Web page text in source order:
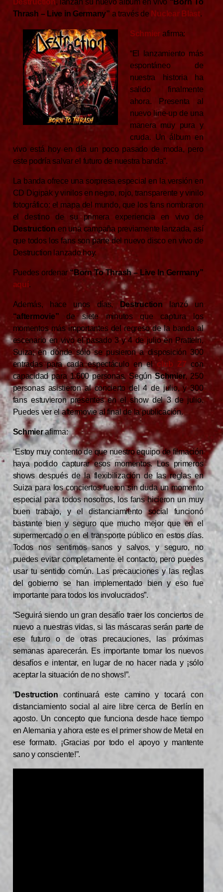
Destruction, lanzan su nuevo álbum en vivo “Born To
Thrash – Live in Germany” a través de Nuclear Blast.
Schmier afirma:
“El lanzamiento más
espontáneo de
nuestra historia ha
salido finalmente
ahora. Presenta al
nuevo line-up de una
manera muy pura y
cruda. Un álbum en
vivo está hoy en día un poco pasado de moda, pero
este podría salvar el futuro de nuestra banda”.
La banda ofrece una sorpresa especial en la versión en
CD Digipak y vinilos en negro, rojo, transparente y vinilo
fotográfico: el mapa del mundo, que los fans nombraron
el destino de su primera experiencia en vivo de
Destruction en una campaña previamente lanzada, así
que todos los fans son parte del nuevo disco en vivo de
Destruction lanzado hoy.
Puedes ordenar“Born To Thrash – Live In Germany”
aquí.
Además, hace unos días, Destruction lanzó un
“aftermovie” de siete minutos que captura los
momentos más importantes del regreso de la banda al
escenario en vivo el pasado 3 y 4 de julio en Pratteln,
Suiza; en dónde sólo se pusieron a disposición 300
entradas para cada espectáculo en elclub Z7con
capacidad para 1.600 personas. SegúnSchmier, 250
personas asistieron al concierto del 4 de julio, y 300
fans estuvieron presentes en el show del 3 de julio.
Puedes ver el aftermovie al final de la publicación.
Schmierafirma:
“Estoy muy contento de que nuestro equipo de filmación
haya podido capturar esos momentos. Los primeros
shows después de la flexibilización de las reglas en
Suiza para los conciertos fueron sin duda un momento
especial para todos nosotros, los fans hicieron un muy
buen trabajo, y el distanciamiento social funcionó
bastante bien y seguro que mucho mejor que en el
supermercado o en el transporte público en estos días.
Todos nos sentimos sanos y salvos, y seguro, no
puedes evitar completamente el contacto, pero puedes
usar tu sentido común. Las precauciones y las reglas
del gobierno se han implementado bien y eso fue
importante para todos los involucrados”.
“Seguirá siendo un gran desafío traer los conciertos de
nuevo a nuestras vidas, si las máscaras serán parte de
ese futuro o de otras precauciones, las próximas
semanas aparecerán. Es importante tomar los nuevos
desafíos e intentar, en lugar de no hacer nada y ¡sólo
aceptar la situación de no shows!”.
“Destruction continuará este camino y tocará con
distanciamiento social al aire libre cerca de Berlín en
agosto. Un concepto que funciona desde hace tiempo
en Alemania y ahora este es el primer show de Metal en
ese formato. ¡Gracias por todo el apoyo y mantente
sano y consciente!”.